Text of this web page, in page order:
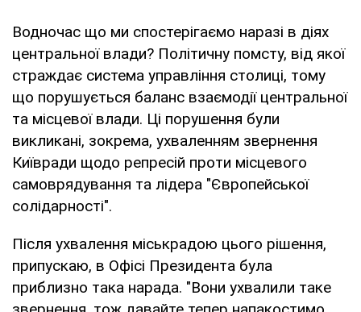
Водночас що ми спостерігаємо наразі в діях
центральної влади? Політичну помсту, від якої
страждає система управління столиці, тому
що порушується баланс взаємодії центральної
та місцевої влади. Ці порушення були
викликані, зокрема, ухваленням звернення
Київради щодо репресій проти місцевого
самоврядування та лідера "Європейської
солідарності".
Після ухвалення міськрадою цього рішення,
припускаю, в Офісі Президента була
приблизно така нарада. "Вони ухвалили таке